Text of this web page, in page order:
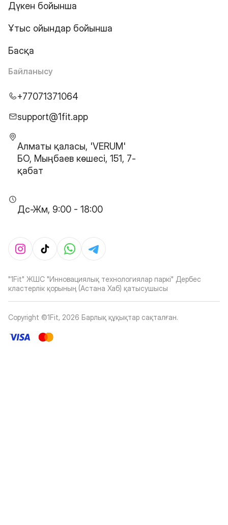
Дүкен бойынша
Ұтыс ойындар бойынша
Басқа
Байланысу
+77071371064
support@1fit.app
Алматы қаласы, 'VERUM'
БО, Мыңбаев көшесі, 151, 7-
қабат
Дс-Жм, 9:00 - 18:00
"1Fit" ЖШС "Инновациялық технологиялар паркі" Дербес
кластерлік қорының (Астана Хаб) қатысушысы
Copyright ©1Fit, 2026 Барлық құқықтар сақталған.